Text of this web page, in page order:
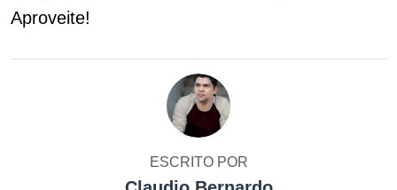
Aproveite!
ESCRITO POR